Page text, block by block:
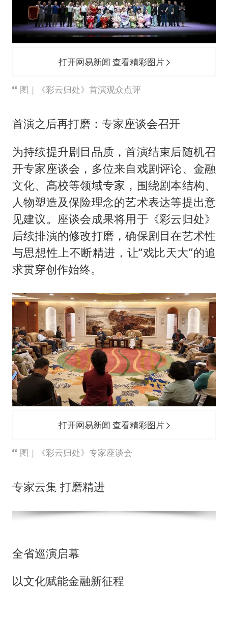
打开网易新闻 查看精彩图片
图 | 《彩云归处》首演观众点评
首演之后再打磨：专家座谈会召开
为持续提升剧目品质，首演结束后随机召
开专家座谈会，多位来自戏剧评论、金融
文化、高校等领域专家，围绕剧本结构、
人物塑造及保险理念的艺术表达等提出意
见建议。座谈会成果将用于《彩云归处》
后续排演的修改打磨，确保剧目在艺术性
与思想性上不断精进，让“戏比天大”的追
求贯穿创作始终。
打开网易新闻 查看精彩图片
图 | 《彩云归处》专家座谈会
专家云集 打磨精进
全省巡演启幕
以文化赋能金融新征程